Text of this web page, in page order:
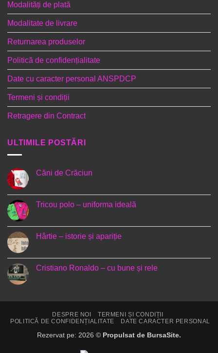
Modalități de plată
Modalitate de livrare
Returnarea produselor
Politică de confidențialitate
Date cu caracter personal ANSPDCP
Termeni și condiții
Retragere din Contract
ULTIMILE POSTĂRI
Căni de Crăciun
la
Căni
de
Tricou polo – uniforma ideală
la
Tricou
polo
ideală
Hârtie – istorie și apariție
la
Hârtie
–
Cristiano Ronaldo – cu bune și rele
Ronaldo
bune
rele
DESPRE NOI
TERMENI ȘI CONDIȚII
POLITICĂ DE CONFIDENȚIALITATE
DATE CARACTER PERSONAL
Rezervat pe: 2026 © Propulsat de BursaSite.